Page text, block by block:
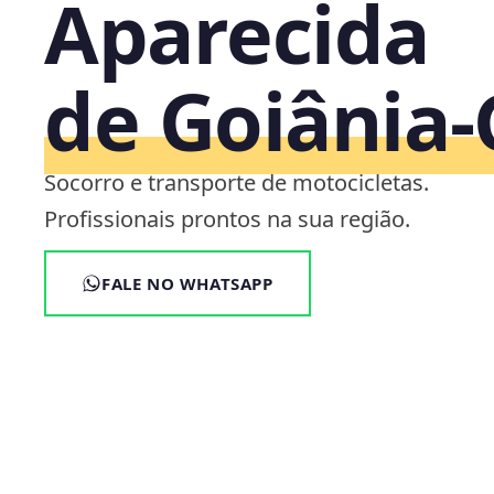
Aparecida
de
Socorro e transporte de motocicletas.
Profissionais prontos na sua região.
FALE NO WHATSAPP